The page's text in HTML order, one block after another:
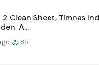
2 Clean Sheet, Timnas
A...
85